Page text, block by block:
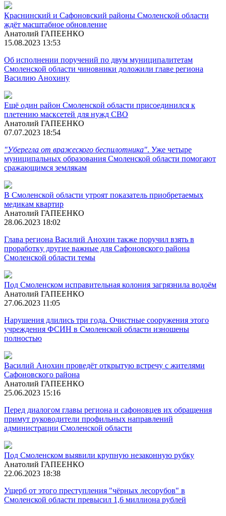
Краснинский и Сафоновский районы Смоленской области
ждёт масштабное обновление
Анатолий ГАПЕЕНКО
15.08.2023 13:53
Об исполнении поручений по двум муниципалитетам
Смоленской области чиновники доложили главе региона
Василию Анохину
Ещё один район Смоленской области присоединился к
плетению масксетей для нужд СВО
Анатолий ГАПЕЕНКО
07.07.2023 18:54
"Уберегла от вражеского беспилотника". Уже четыре
муниципальных образования Смоленской области помогают
сражающимся землякам
В Смоленской области утроят показатель приобретаемых
медикам квартир
Анатолий ГАПЕЕНКО
28.06.2023 18:02
Глава региона Василий Анохин также поручил взять в
проработку другие важные для Сафоновского района
Смоленской области темы
Под Смоленском исправительная колония загрязнила водоём
Анатолий ГАПЕЕНКО
27.06.2023 11:05
Нарушения длились три года. Очистные сооружения этого
учреждения ФСИН в Смоленской области изношены
полностью
Василий Анохин проведёт открытую встречу с жителями
Сафоновского района
Анатолий ГАПЕЕНКО
25.06.2023 15:16
Перед диалогом главы региона и сафоновцев их обращения
примут руководители профильных направлений
администрации Смоленской области
Под Смоленском выявили крупную незаконную рубку
Анатолий ГАПЕЕНКО
22.06.2023 18:38
Ущерб от этого преступления "чёрных лесорубов" в
Смоленской области превысил 1,6 миллиона рублей